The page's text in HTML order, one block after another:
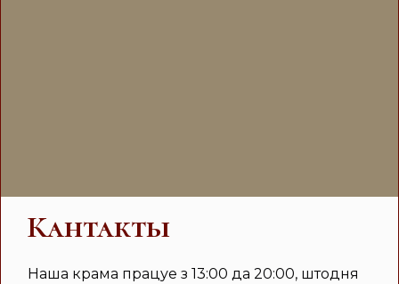
Кантакты
Наша крама працуе з 13:00 да 20:00, штодня